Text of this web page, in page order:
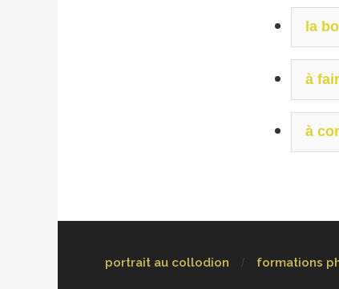
la
à
à
portrait au collodion formations